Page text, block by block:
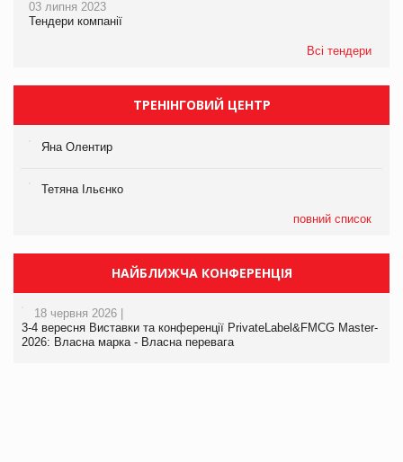
03 липня 2023
Тендери компанії
Всі тендери
ТРЕНІНГОВИЙ ЦЕНТР
Яна Олентир
Тетяна Ільєнко
повний список
НАЙБЛИЖЧА КОНФЕРЕНЦІЯ
18 червня 2026 |
3-4 вересня Виставки та конференції PrivateLabel&FMCG Master-
2026: Власна марка - Власна перевага